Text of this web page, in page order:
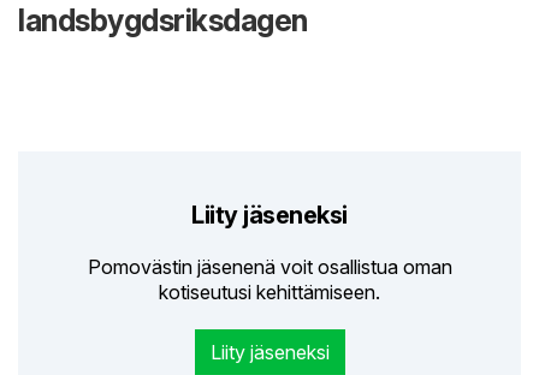
landsbygdsriksdagen
Liity jäseneksi
Pomovästin jäsenenä voit osallistua oman
kotiseutusi kehittämiseen.
Liity jäseneksi